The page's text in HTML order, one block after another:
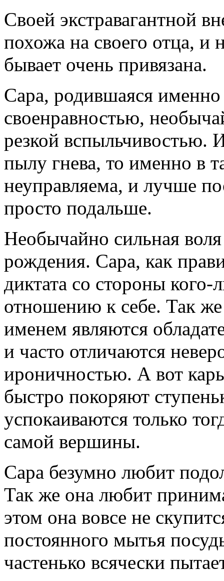
Своей экстравагантной
похожа на своего отца, и
бывает очень привязана.
Сара, родившаяся именно
своенравностью,
резкой вспыльчивостью.
пылу гнева, то именно в
неуправляема, и лучше
просто подальше.
Необычайно сильная
рождения. Сара, как
диктата со стороны
отношению к себе. Так
именем являются
и часто отличаются
ироничностью. А вот
быстро покоряют
успокаиваются только
самой вершины.
Сара безумно любит
Так же она любит
этом она вовсе не
постоянного мытья
частенько всячески